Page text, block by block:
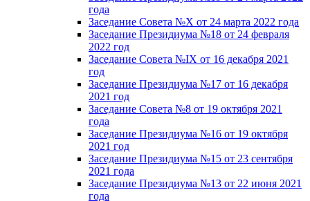
года
Заседание Совета №X от 24 марта 2022 года
Заседание Президиума №18 от 24 февраля
2022 год
Заседание Совета №IX от 16 декабря 2021
год
Заседание Президиума №17 от 16 декабря
2021 год
Заседание Совета №8 от 19 октября 2021
года
Заседание Президиума №16 от 19 октября
2021 год
Заседание Президиума №15 от 23 сентября
2021 года
Заседание Президиума №13 от 22 июня 2021
года